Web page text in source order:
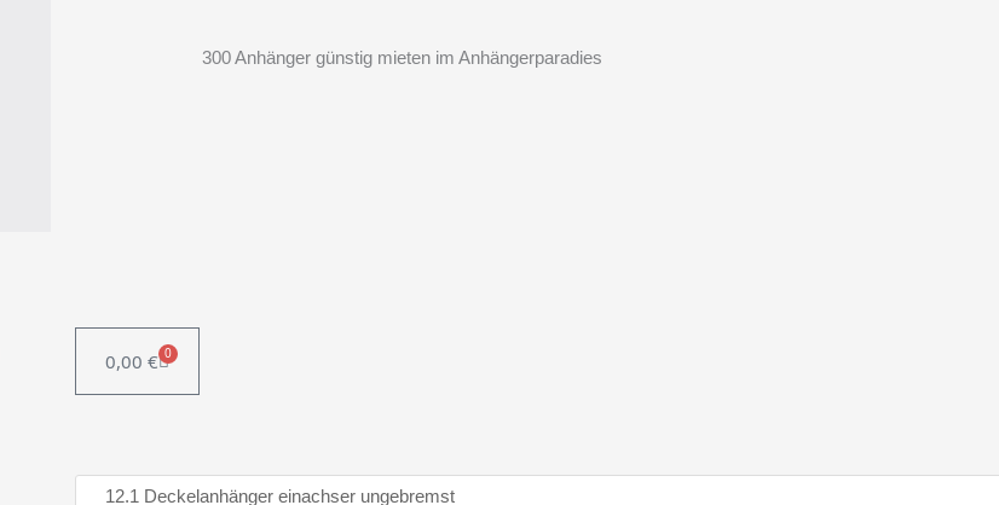
300 Anhänger günstig mieten im Anhängerparadies
0,00 € 0
WARENKORB